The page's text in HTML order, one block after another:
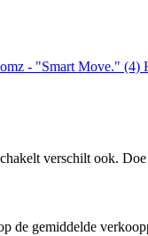
- "Smart Move." (4)
verschilt ook.
de gemiddelde